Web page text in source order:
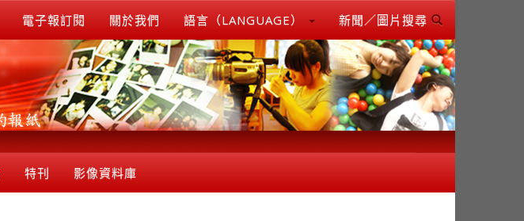
電子報訂閱 關於我們 語言（LANGUAGE） 新聞／圖片搜尋
特刊 影像資料庫